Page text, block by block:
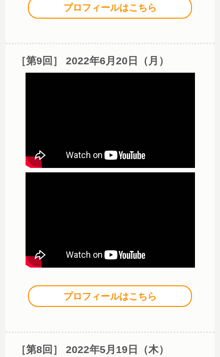
プロフィールはこちら
［第9回］ 2022年6月20日（月）
プロフィールはこちら
［第8回］ 2022年5月19日（木）